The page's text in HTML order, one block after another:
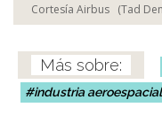
Cortesía Airbus (Tad
industria aeroespacial